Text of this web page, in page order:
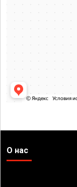
О нас